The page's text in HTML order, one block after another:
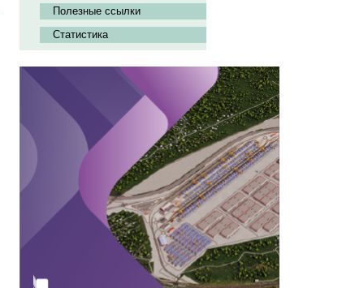
Полезные ссылки
Статистика